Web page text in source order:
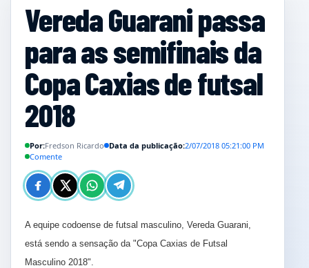
Vereda Guarani passa
para as semifinais da
Copa Caxias de futsal
2018
Por:Fredson Ricardo Data da publicação:2/07/2018 05:21:00 PM
Comente
A equipe codoense de futsal masculino, Vereda Guarani,
está sendo a sensação da "Copa Caxias de Futsal
Masculino 2018".